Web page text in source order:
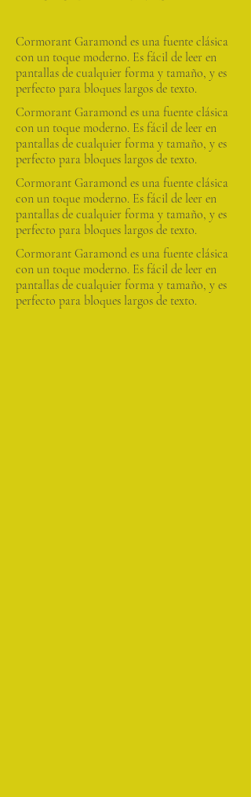
Cormorant Garamond es una fuente clásica
con un toque moderno. Es fácil de leer en
pantallas de cualquier forma y tamaño, y es
perfecto para bloques largos de texto.
Cormorant Garamond es una fuente clásica
con un toque moderno. Es fácil de leer en
pantallas de cualquier forma y tamaño, y es
perfecto para bloques largos de texto.
Cormorant Garamond es una fuente clásica
con un toque moderno. Es fácil de leer en
pantallas de cualquier forma y tamaño, y es
perfecto para bloques largos de texto.
Cormorant Garamond es una fuente clásica
con un toque moderno. Es fácil de leer en
pantallas de cualquier forma y tamaño, y es
perfecto para bloques largos de texto.